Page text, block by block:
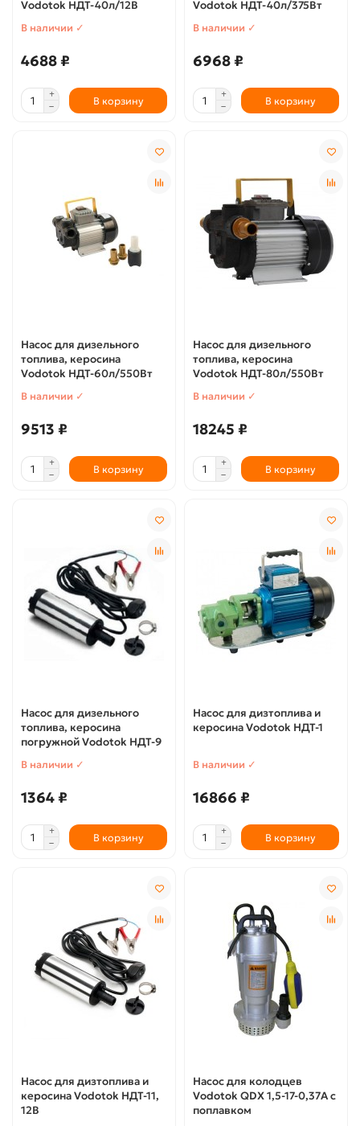
Vodotok НДТ-40л/12В
В наличии ✓
4688 ₽
В корзину
Vodotok НДТ-40л/375Вт
В наличии ✓
6968 ₽
В корзину
Насос для дизельного
топлива, керосина
Vodotok НДТ-60л/550Вт
В наличии ✓
9513 ₽
В корзину
Насос для дизельного
топлива, керосина
Vodotok НДТ-80л/550Вт
В наличии ✓
18245 ₽
В корзину
Насос для дизельного
топлива, керосина
погружной Vodotok НДТ-9
В наличии ✓
1364 ₽
В корзину
Насос для дизтоплива и
керосина Vodotok НДТ-1
В наличии ✓
16866 ₽
В корзину
Насос для дизтоплива и
керосина Vodotok НДТ-11,
12В
Насос для колодцев
Vodotok QDX 1,5-17-0,37А с
поплавком